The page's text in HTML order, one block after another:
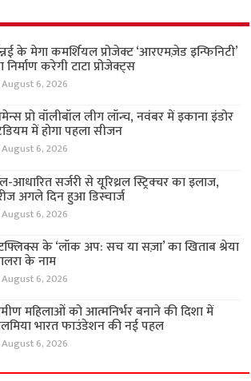
के मेगा कमर्शियल प्रोजेक्ट ‘आरएमज़ेड इन्फिनिटी’
निर्माण करेगी टाटा प्रोजेक्ट्स
August 6, 2026
प्रो वॉलीबॉल लीग लॉन्च, नवंबर में इकाना इंडोर
में होगा पहला सीजन
August 6, 2026
आधारित सर्जरी से यूरिथ्रल स्ट्रिक्चर का इलाज,
अगले दिन हुआ डिस्चार्ज
August 6, 2026
के ‘लॉक अप: सच या सज़ा’ का खिताब श्रेया
के नाम
August 6, 2026
महिलाओं को आत्मनिर्भर बनाने की दिशा में
भारत फाउंडेशन की नई पहल
August 6, 2026